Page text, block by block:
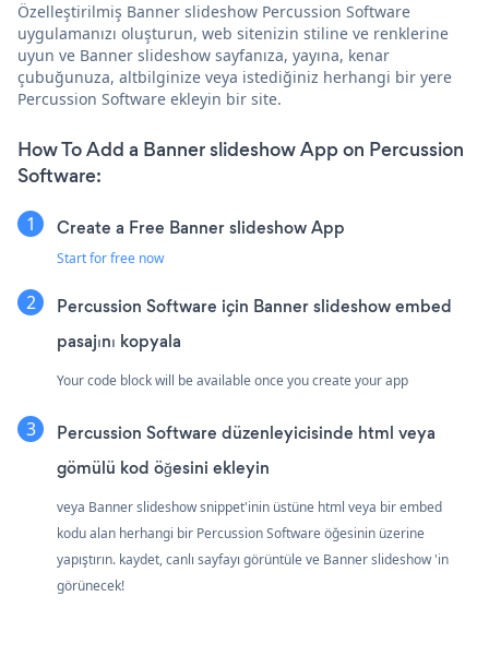
Özelleştirilmiş Banner slideshow Percussion Software
uygulamanızı oluşturun, web sitenizin stiline ve renklerine
uyun ve Banner slideshow sayfanıza, yayına, kenar
çubuğunuza, altbilginize veya istediğiniz herhangi bir yere
Percussion Software ekleyin bir site.
How To Add a Banner slideshow App on Percussion
Software:
Create a Free Banner slideshow App
Start for free now
Percussion Software için Banner slideshow embed
pasajını kopyala
Your code block will be available once you create your app
Percussion Software düzenleyicisinde html veya
gömülü kod öğesini ekleyin
veya Banner slideshow snippet'inin üstüne html veya bir embed
kodu alan herhangi bir Percussion Software öğesinin üzerine
yapıştırın. kaydet, canlı sayfayı görüntüle ve Banner slideshow 'in
görünecek!